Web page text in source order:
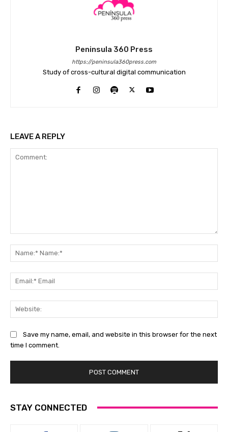
Peninsula 360 Press
https://peninsula360press.com
Study of cross-cultural digital communication
LEAVE A REPLY
Save my name, email, and website in this browser for the next
time I comment.
STAY CONNECTED